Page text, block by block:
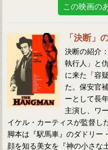
この映画の
「決断」
決断の紹介
執行人」と
に来た「容
た。保安官
ーとして長
主演し、ワ
イケル・カーティスが監督し
脚本は『駅馬車』のダドリー
顔を知る美女を『神の小さな